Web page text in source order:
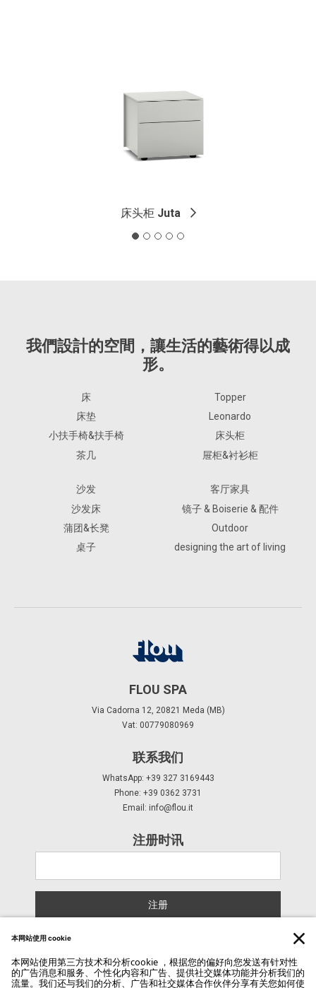
床头柜 Juta
我們設計的空間，讓生活的藝術得以成
形。
床
床垫
小扶手椅&扶手椅
茶几
Topper
Leonardo
床头柜
屉柜&衬衫柜
沙发
沙发床
蒲团&长凳
桌子
客厅家具
镜子 & Boiserie & 配件
Outdoor
designing the art of living
FLOU SPA
Via Cadorna 12, 20821 Meda (MB)
Vat: 00779080969
联系我们
WhatsApp: +39 327 3169443
Phone: +39 0362 3731
Email: info@flou.it
注册时讯
注册
Copyright Flou 2026